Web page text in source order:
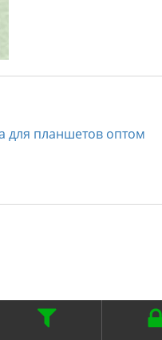
для планшетов оптом